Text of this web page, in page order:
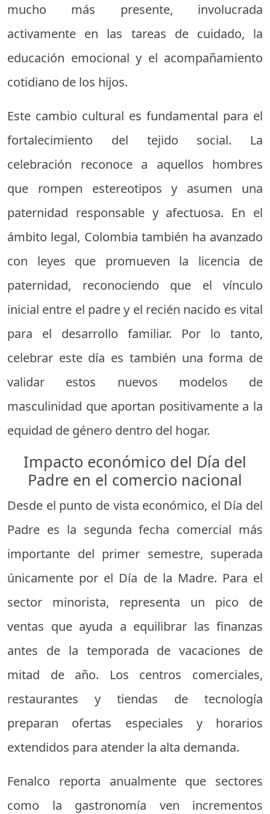
mucho más presente, involucrada
activamente en las tareas de cuidado, la
educación emocional y el acompañamiento
cotidiano de los hijos.
Este cambio cultural es fundamental para el
fortalecimiento del tejido social. La
celebración reconoce a aquellos hombres
que rompen estereotipos y asumen una
paternidad responsable y afectuosa. En el
ámbito legal, Colombia también ha avanzado
con leyes que promueven la licencia de
paternidad, reconociendo que el vínculo
inicial entre el padre y el recién nacido es vital
para el desarrollo familiar. Por lo tanto,
celebrar este día es también una forma de
validar estos nuevos modelos de
masculinidad que aportan positivamente a la
equidad de género dentro del hogar.
Impacto económico del Día del
Padre en el comercio nacional
Desde el punto de vista económico, el Día del
Padre es la segunda fecha comercial más
importante del primer semestre, superada
únicamente por el Día de la Madre. Para el
sector minorista, representa un pico de
ventas que ayuda a equilibrar las finanzas
antes de la temporada de vacaciones de
mitad de año. Los centros comerciales,
restaurantes y tiendas de tecnología
preparan ofertas especiales y horarios
extendidos para atender la alta demanda.
Fenalco reporta anualmente que sectores
como la gastronomía ven incrementos